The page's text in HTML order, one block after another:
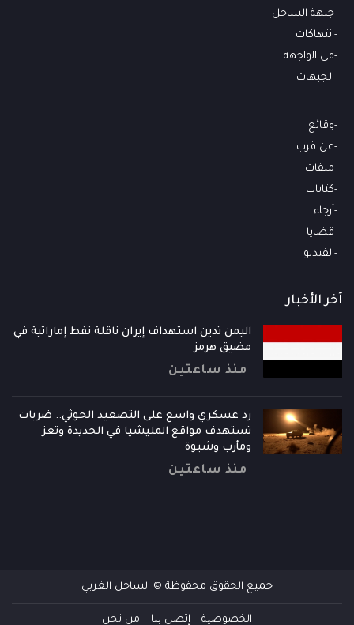
جبهة الساحل
انتهاكات
في الواجهة
الجبهات
وقائع
عن قرب
ملفات
كتابات
أرجاء
قضايا
الفيديو
آخر الأخبار
اليمن تدين استهداف إيران ناقلة نفط إماراتية في
مضيق هرمز
منذ ساعتين
رد عسكري واسع على التصعيد الحوثي.. ضربات
تستهدف مواقع المليشيا في الحديدة وتعز
ومأرب وشبوة
منذ ساعتين
جميع الحقوق محفوظة © الساحل الغربي
الخصوصية إتصل بنا من نحن